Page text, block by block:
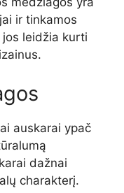
ir tinkamos
leidžia kurti
auskarai ypač
dažnai
charakterį.